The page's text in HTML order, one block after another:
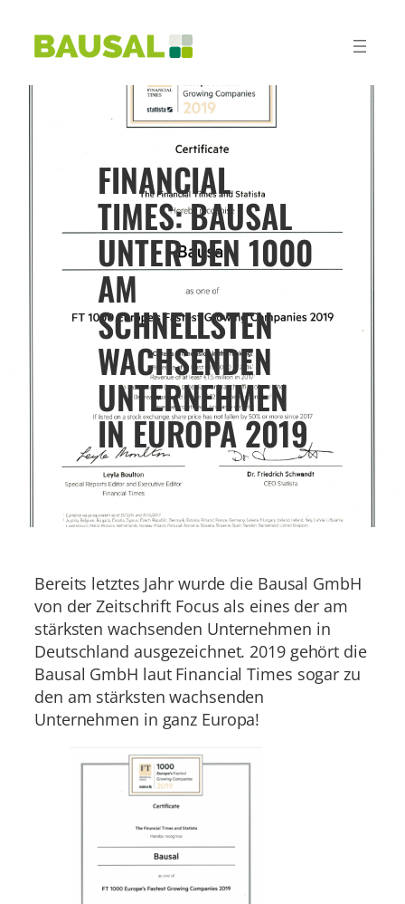
FINANCIAL
TIMES: BAUSAL
UNTER DEN 1000
AM
SCHNELLSTEN
WACHSENDEN
UNTERNEHMEN
IN EUROPA 2019
Bereits letztes Jahr wurde die Bausal GmbH
von der Zeitschrift Focus als eines der am
stärksten wachsenden Unternehmen in
Deutschland ausgezeichnet. 2019 gehört die
Bausal GmbH laut Financial Times sogar zu
den am stärksten wachsenden
Unternehmen in ganz Europa!